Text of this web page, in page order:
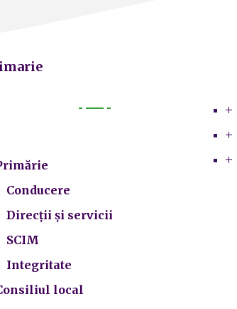
Conducere
Direcții și servicii
SCIM
Integritate
local